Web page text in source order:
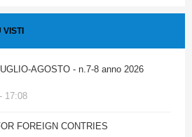
VISTI
AGOSTO - n.7-8 anno 2026
17:08
FOREIGN CONTRIES